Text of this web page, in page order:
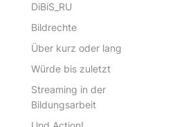
DiBiS_RU
Bildrechte
Über kurz oder lang
Würde bis zuletzt
Streaming in der
Bildungsarbeit